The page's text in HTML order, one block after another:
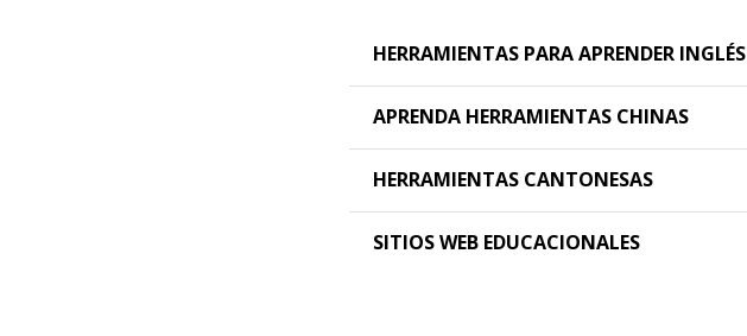
HERRAMIENTAS PARA APRENDER INGLÉS
APRENDA HERRAMIENTAS CHINAS
HERRAMIENTAS CANTONESAS
SITIOS WEB EDUCACIONALES